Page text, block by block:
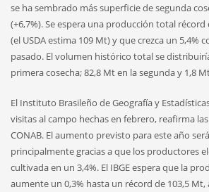
se ha sembrado más superficie de segunda
(+6,7%). Se espera una producción total
(el USDA estima 109 Mt) y que crezca un 5,4%
pasado. El volumen histórico total se
primera cosecha; 82,8 Mt en la segunda y 1,8
El Instituto Brasileño de Geografía y
visitas al campo hechas en febrero, reafirma
CONAB. El aumento previsto para este año
principalmente gracias a que los productores
cultivada en un 3,4%. El IBGE espera que la
aumente un 0,3% hasta un récord de 103,5